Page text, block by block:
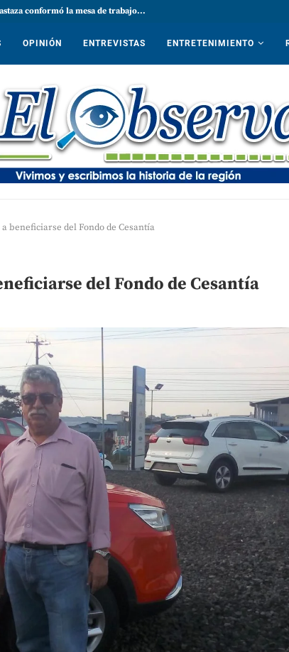
conformó la mesa de trabajo...
OPINIÓN ENTREVISTAS ENTRETENIMIENTO
beneficiarse del Fondo de Cesantía
del Fondo de Cesantía